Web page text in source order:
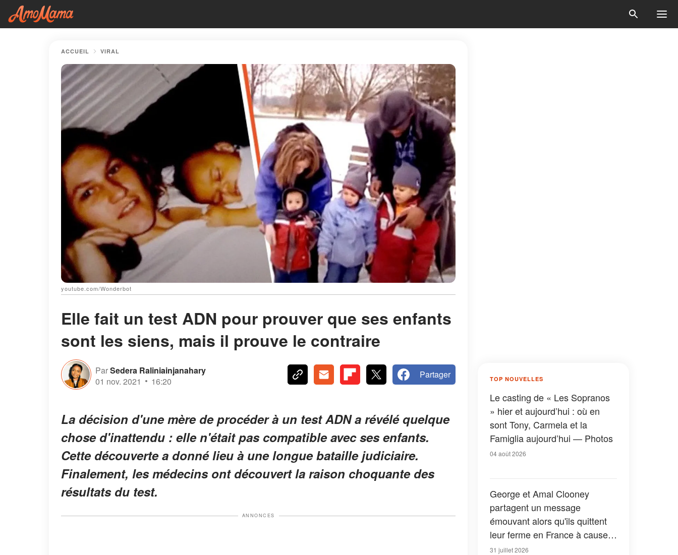
ACCUEIL VIRAL
youtube.com/Wonderbot
Elle fait un test ADN pour prouver que ses enfants
sont les siens, mais il prouve le contraire
ParSedera Raliniainjanahary
01 nov. 2021
16:20
Partager
La décision d'une mère de procéder à un test ADN a révélé quelque
chose d'inattendu : elle n'était pas compatible avec ses enfants.
Cette découverte a donné lieu à une longue bataille judiciaire.
Finalement, les médecins ont découvert la raison choquante des
résultats du test.
ANNONCES
TOP NOUVELLES
Le casting de « Les Sopranos
» hier et aujourd’hui : où en
sont Tony, Carmela et la
Famiglia aujourd’hui — Photos
04 août 2026
George et Amal Clooney
partagent un message
émouvant alors qu'ils quittent
leur ferme en France à cause
des feux de forêt — Tous les
31 juillet 2026